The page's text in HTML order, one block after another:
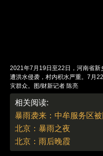
2021年7月19日至22日，河南省新
遭洪水侵袭，村内积水严重。7月
灾群众。图/财新记者 陈亮
责任编辑：郭现中 | 版面编辑：邓
相关阅读:
暴雨袭来：中牟服务区
北京：暴雨之夜
北京：雨后晚霞